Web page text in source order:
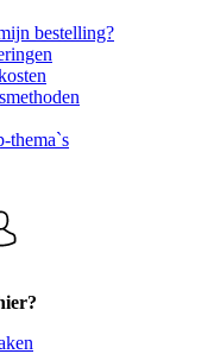
bestelling?
thema`s